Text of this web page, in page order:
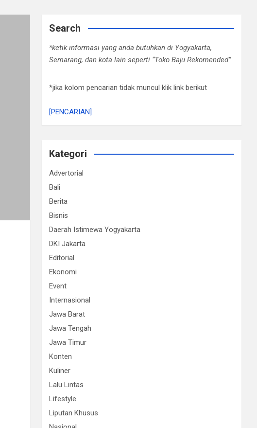
Search
*ketik informasi yang anda butuhkan di Yogyakarta,
Semarang, dan kota lain seperti “Toko Baju Rekomended”
*jika kolom pencarian tidak muncul klik link berikut
[PENCARIAN]
Kategori
Advertorial
Bali
Berita
Bisnis
Daerah Istimewa Yogyakarta
DKI Jakarta
Editorial
Ekonomi
Event
Internasional
Jawa Barat
Jawa Tengah
Jawa Timur
Konten
Kuliner
Lalu Lintas
Lifestyle
Liputan Khusus